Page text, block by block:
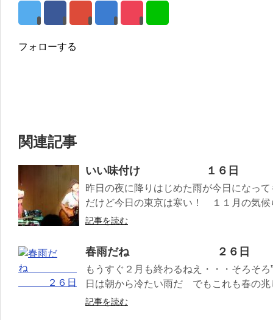
フォローする
関連記事
いい味付け １６日
昨日の夜に降りはじめた雨が今日になっ
だけど今日の東京は寒い！ １１月の気候
記事を読む
春雨だね ２６日
もうすぐ２月も終わるねえ・・・そろそ
日は朝から冷たい雨だ でもこれも春の兆
記事を読む